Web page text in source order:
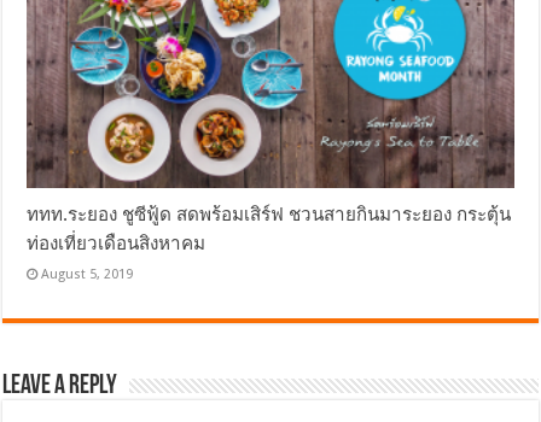
ททท.ระยอง ชูซีฟู้ด สดพร้อมเสิร์ฟ ชวนสายกินมาระยอง กระตุ้น
ท่องเที่ยวเดือนสิงหาคม
August 5, 2019
Leave a Reply